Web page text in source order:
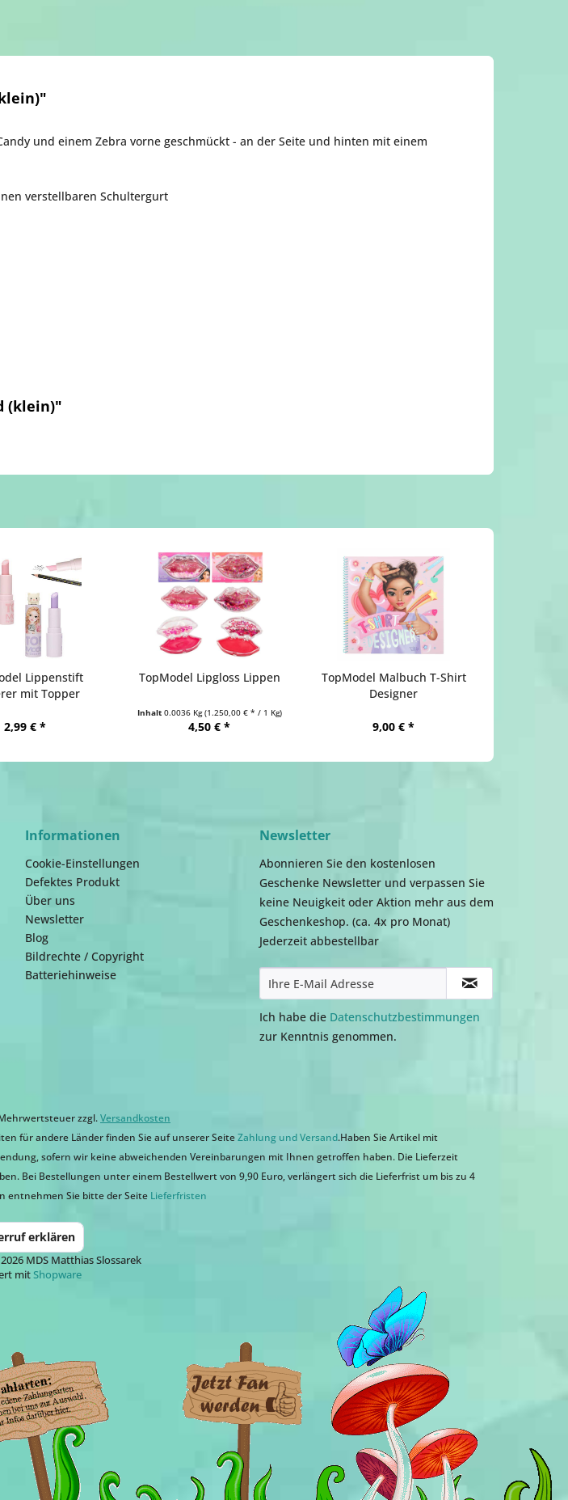
und einem Zebra vorne geschmückt - an der Seite und hinten mit einem
verstellbaren Schultergurt
(klein)"
Lippenstift
mit Topper
2,99 € *
TopModel Lipgloss Lippen
Inhalt 0.0036 Kg(1.250,00 € * / 1 Kg)
4,50 € *
TopModel Malbuch T-Shirt
Designer
9,00 € *
Informationen
Cookie-Einstellungen
Defektes Produkt
Über uns
Newsletter
Blog
Bildrechte / Copyright
Batteriehinweise
Newsletter
Abonnieren Sie den kostenlosen
Geschenke Newsletter und verpassen Sie
keine Neuigkeit oder Aktion mehr aus dem
Geschenkeshop. (ca. 4x pro Monat)
Jederzeit abbestellbar
Ich habe die Datenschutzbestimmungen
zur Kenntnis genommen.
zzgl.Versandkosten
für andere Länder finden Sie auf unserer SeiteZahlung und Versand.Haben Sie Artikel mit
sofern wir keine abweichenden Vereinbarungen mit Ihnen getroffen haben. Die Lieferzeit
Bei Bestellungen unter einem Bestellwert von 9,90 Euro, verlängert sich die Lieferfrist um bis zu 4
entnehmen Sie bitte der Seite Lieferfristen
erklären
MDS Matthias Slossarek
mit Shopware